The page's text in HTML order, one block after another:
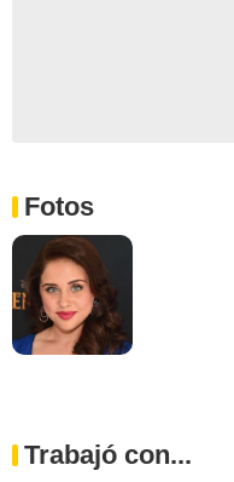
Fotos
Trabajó con...